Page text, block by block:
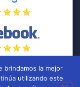
brindamos la mejor
utilizando este